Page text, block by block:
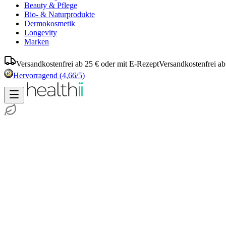
Beauty & Pflege
Bio- & Naturprodukte
Dermokosmetik
Longevity
Marken
Versandkostenfrei ab 25 € oder mit E-RezeptVersandkostenfrei
Hervorragend (4,66/5)